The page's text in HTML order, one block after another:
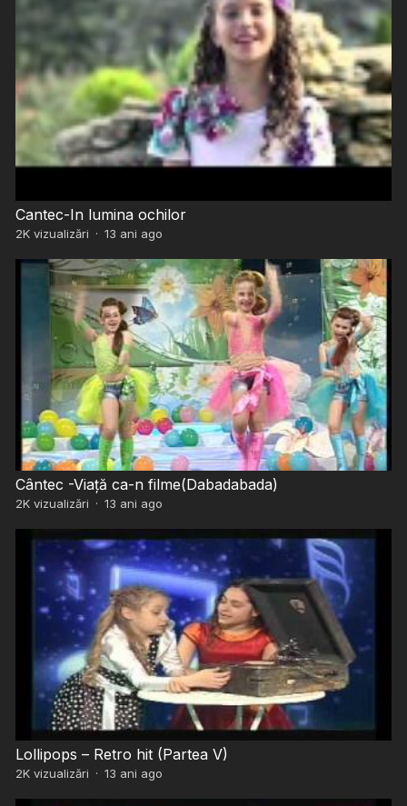
Cantec-In lumina ochilor
2Kvizualizări · 13 ani ago
Cântec -Viață ca-n filme(Dabadabada)
2Kvizualizări · 13 ani ago
Lollipops – Retro hit (Partea V)
2Kvizualizări · 13 ani ago